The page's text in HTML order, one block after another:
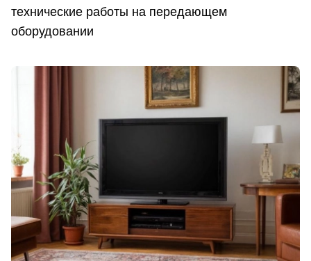
технические работы на передающем
оборудовании